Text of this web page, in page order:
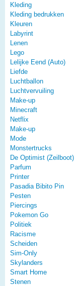
Kleding
Kleding bedrukken
Kleuren
Labyrint
Lenen
Lego
Lelijke Eend (Auto)
Liefde
Luchtballon
Luchtvervuiling
Make-up
Minecraft
Netflix
Make-up
Mode
Monstertrucks
De Optimist (Zeilboot)
Parfum
Printer
Pasadia Bibito Pin
Pesten
Piercings
Pokemon Go
Politiek
Racisme
Scheiden
Sim-Only
Skylanders
Smart Home
Stenen